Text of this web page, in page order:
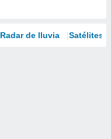
Radar de lluvia Satélites